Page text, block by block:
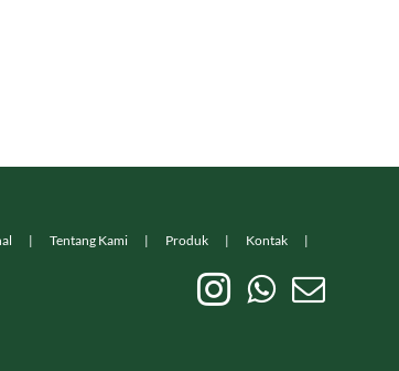
Tentang Kami Produk Kontak